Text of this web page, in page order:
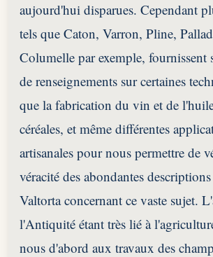
aujourd'hui disparues. Cependant
tels que Caton, Varron, Pline,
Columelle par exemple, fournissent
de renseignements sur certaines
que la fabrication du vin et de
céréales, et même différentes
artisanales pour nous permettre de
véracité des abondantes
Valtorta concernant ce vaste sujet.
l'Antiquité étant très lié à
nous d'abord aux travaux des